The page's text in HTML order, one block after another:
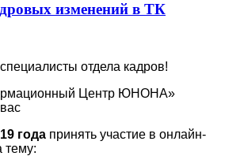
изменений в ТК
отдела кадров!
Центр ЮНОНА»
года принять участие в онлайн-
тему: